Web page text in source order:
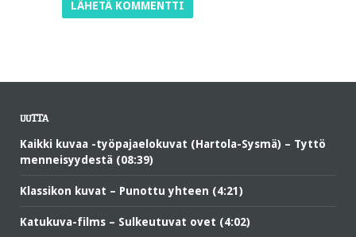
UUTTA
Kaikki kuvaa -työpajaelokuvat (Hartola-Sysmä) – Tyttö
menneisyydestä (08:39)
Klassikon kuvat – Punottu yhteen (4:21)
Katukuva-films – Sulkeutuvat ovet (4:02)